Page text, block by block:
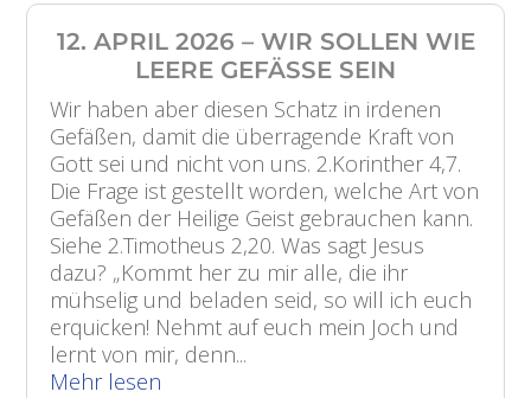
12. APRIL 2026 – WIR SOLLEN WIE
LEERE GEFÄSSE SEIN
Wir haben aber diesen Schatz in irdenen
Gefäßen, damit die überragende Kraft von
Gott sei und nicht von uns. 2.Korinther 4,7.
Die Frage ist gestellt worden, welche Art von
Gefäßen der Heilige Geist gebrauchen kann.
Siehe 2.Timotheus 2,20. Was sagt Jesus
dazu? „Kommt her zu mir alle, die ihr
mühselig und beladen seid, so will ich euch
erquicken! Nehmt auf euch mein Joch und
lernt von mir, denn...
Mehr lesen